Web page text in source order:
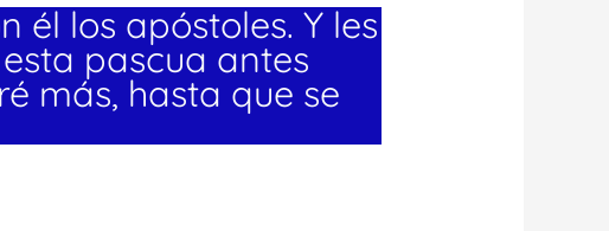
él los apóstoles. Y les
pascua antes
más, hasta que se